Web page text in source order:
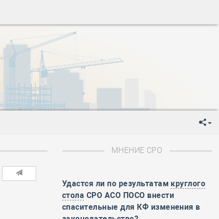
День Государственного флага Российской Федерации
-День знаний
День сотрудника органов внутренних дел РФ
День полного освобождения Ленинграда от фашистской
Весны и Труда
Победы!
День Государственного флага Российской Федерации
День сотрудника органов внутренних дел РФ
День полного освобождения Ленинграда от фашистской
МНЕНИЕ СРО
Удастся ли по результатам круглого
стола СРО АСО ПОСО внести
спасительные для КФ изменения в